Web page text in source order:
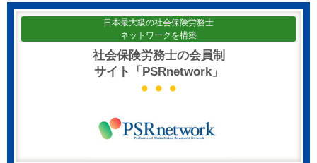
日本最大級の社会保険労務士
ネットワークを構築
社会保険労務士の会員制
サイト「PSRnetwork」